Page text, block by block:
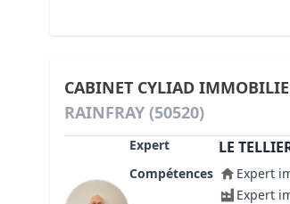
CABINET CYLIAD
RAINFRAY (50520)
Expert LE
Compétences
Expert
Expert